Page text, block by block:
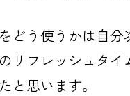
どう使うかは自分
リフレッシュタ
と思います。